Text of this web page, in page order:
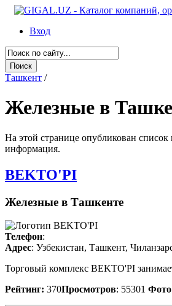
Вход
Ташкент /
Железные в
На этой странице опубликован
информация.
BEKTO'PI
Железные в Ташкенте
Телефон:
Адрес: Узбекистан, Ташкент,
Торговый комплекс BEKTO'PI
Рейтинг: 370Просмотров: 55301 Фото